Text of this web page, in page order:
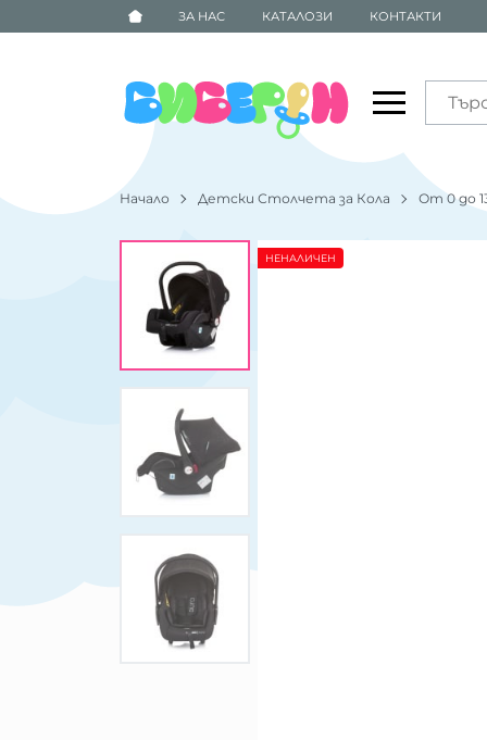
ЗА НАС КАТАЛОЗИ КОНТАКТИ
Начало Детски Столчета за Кола От 0 до
НЕНАЛИЧЕН